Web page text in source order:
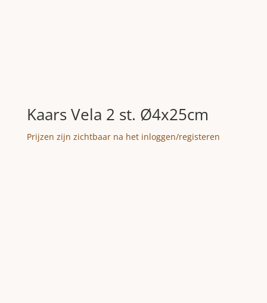
Kaars Vela 2 st. Ø4x25cm
Prijzen zijn zichtbaar na het inloggen/registeren